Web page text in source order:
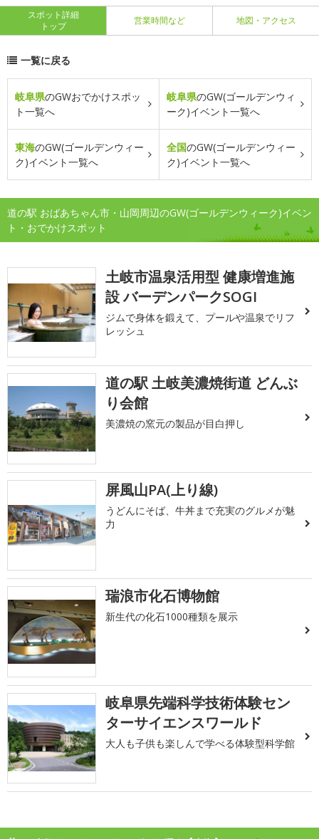
スポット詳細
トップ
営業時間など 地図・アクセス
一覧に戻る
岐阜県のGWおでかけスポッ
ト一覧へ
岐阜県のGW(ゴールデンウィ
ーク)イベント一覧へ
東海のGW(ゴールデンウィー
ク)イベント一覧へ
全国のGW(ゴールデンウィー
ク)イベント一覧へ
道の駅 おばあちゃん市・山岡周辺のGW(ゴールデンウィーク)イベン
ト・おでかけスポット
土岐市温泉活用型 健康増進施
設 バーデンパークSOGI
ジムで身体を鍛えて、プールや温泉でリフ
レッシュ
道の駅 土岐美濃焼街道 どんぶ
り会館
美濃焼の窯元の製品が目白押し
屏風山PA(上り線)
うどんにそば、牛丼まで充実のグルメが魅
力
瑞浪市化石博物館
新生代の化石1000種類を展示
岐阜県先端科学技術体験セン
ターサイエンスワールド
大人も子供も楽しんで学べる体験型科学館